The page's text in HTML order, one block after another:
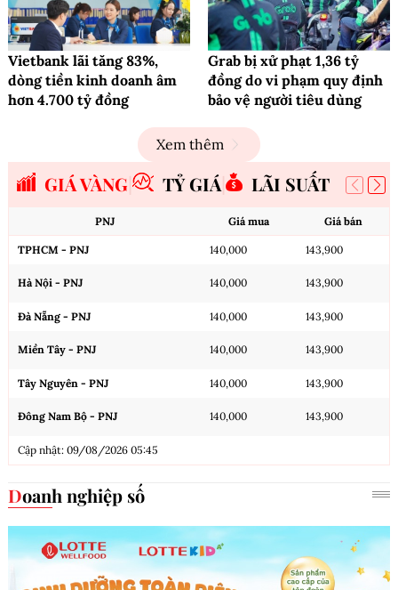
Vietbank lãi tăng 83%,
dòng tiền kinh doanh âm
hơn 4.700 tỷ đồng
Grab bị xử phạt 1,36 tỷ
đồng do vi phạm quy định
bảo vệ người tiêu dùng
Xem thêm
GIÁ VÀNG TỶ GIÁ LÃI SUẤT
PNJ Giá mua Giá bán
TPHCM - PNJ 140,000 143,900
Hà Nội - PNJ 140,000 143,900
Đà Nẵng - PNJ 140,000 143,900
Miền Tây - PNJ 140,000 143,900
Tây Nguyên - PNJ 140,000 143,900
Đông Nam Bộ - PNJ 140,000 143,900
Cập nhật: 09/08/2026 05:45
Doanh nghiệp số